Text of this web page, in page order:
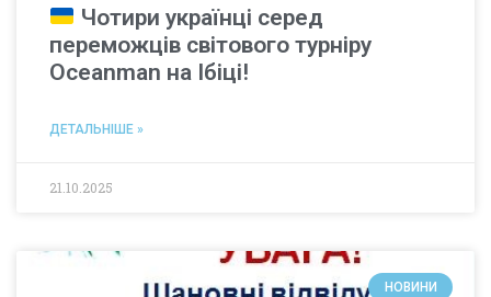
Чотири українці серед
переможців світового турніру
Oceanman на Ібіці!
ДЕТАЛЬНІШЕ »
21.10.2025
НОВИНИ